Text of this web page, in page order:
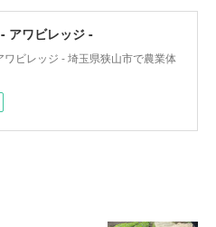
アワビレッジ -
ビレッジ - 埼玉県狭山市で農業体